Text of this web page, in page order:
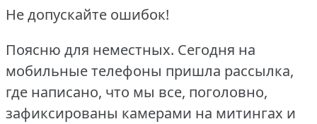
Не допускайте ошибок!
Поясню для неместных. Сегодня на
мобильные телефоны пришла рассылка,
где написано, что мы все, поголовно,
зафиксированы камерами на митингах и